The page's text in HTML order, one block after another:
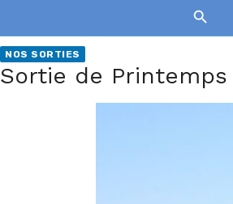
NOS SORTIES
Sortie de